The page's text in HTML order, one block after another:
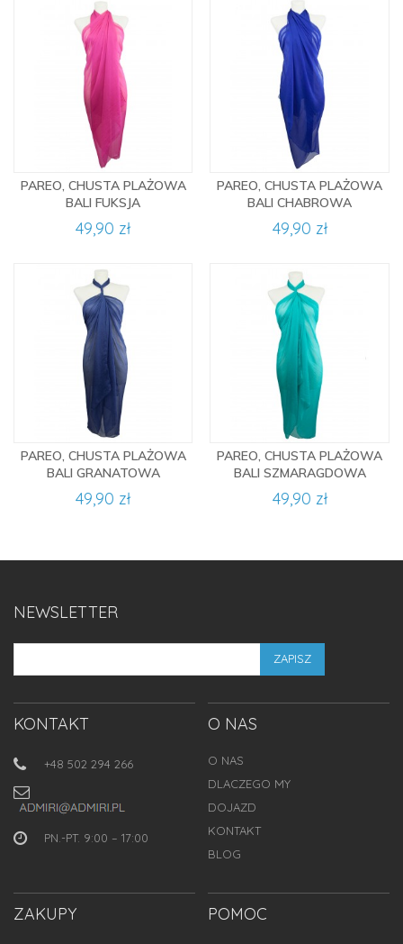
PAREO, CHUSTA PLAŻOWA
BALI FUKSJA
49,90 zł
PAREO, CHUSTA PLAŻOWA
BALI CHABROWA
49,90 zł
PAREO, CHUSTA PLAŻOWA
BALI GRANATOWA
49,90 zł
PAREO, CHUSTA PLAŻOWA
BALI SZMARAGDOWA
49,90 zł
NEWSLETTER
ZAPISZ
KONTAKT
+48 502 294 266
PN.-PT. 9:00 – 17:00
O NAS
O NAS
DLACZEGO MY
DOJAZD
KONTAKT
BLOG
ZAKUPY POMOC